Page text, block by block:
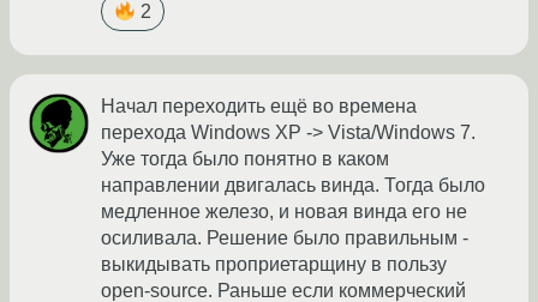
2
Начал переходить ещё во времена
перехода Windows XP -> Vista/Windows 7.
Уже тогда было понятно в каком
направлении двигалась винда. Тогда было
медленное железо, и новая винда его не
осиливала. Решение было правильным -
выкидывать проприетарщину в пользу
open-source. Раньше если коммерческий